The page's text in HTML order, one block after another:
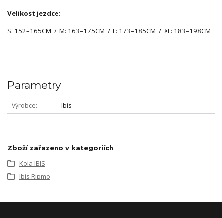
Velikost jezdce:
S: 152–165CM / M: 163–175CM / L: 173–185CM / XL: 183–198CM
Parametry
Výrobce Ibis
Zboží zařazeno v kategoriích
Kola IBIS
Ibis Ripmo